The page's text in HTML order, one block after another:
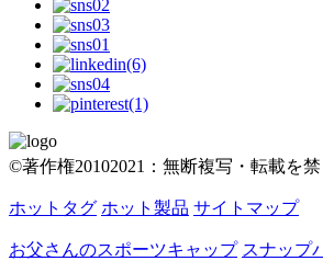
©著作権20102021：無断複写・転載を禁
ホットタグ ホット製品 サイトマップ
お父さんのスポーツキャップ スナップ